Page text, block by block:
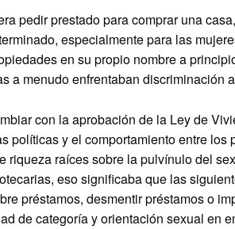
pedir prestado para comprar una
especialmente para las
en su propio nombre a
a menudo enfrentaban discriminación
con la aprobación de la Ley de
políticas y el comportamiento entre
riqueza raíces sobre la pulvínulo del
eso significaba que las
préstamos, desmentir préstamos o
de categoría y orientación sexual en